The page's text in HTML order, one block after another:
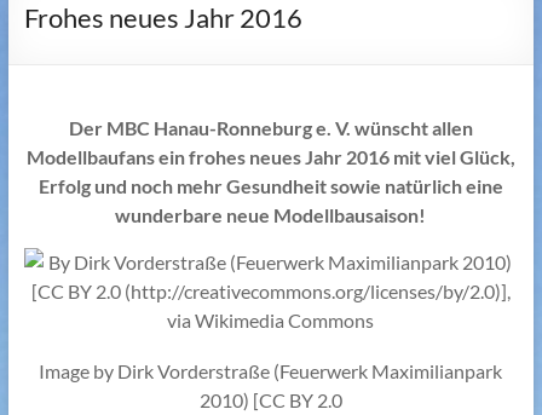
Frohes neues Jahr 2016
Der MBC Hanau-Ronneburg e. V. wünscht allen
Modellbaufans ein frohes neues Jahr 2016 mit viel Glück,
Erfolg und noch mehr Gesundheit sowie natürlich eine
wunderbare neue Modellbausaison!
Image by Dirk Vorderstraße (Feuerwerk Maximilianpark
2010) [CC BY 2.0